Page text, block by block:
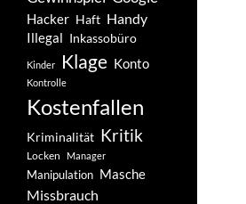
Hacker Haft Handy
Illegal Inkassobüro
Kinder Klage Konto
Kontrolle
Kostenfallen
Kriminalität Kritik
Locken Manager
Manipulation Masche
Missbrauch